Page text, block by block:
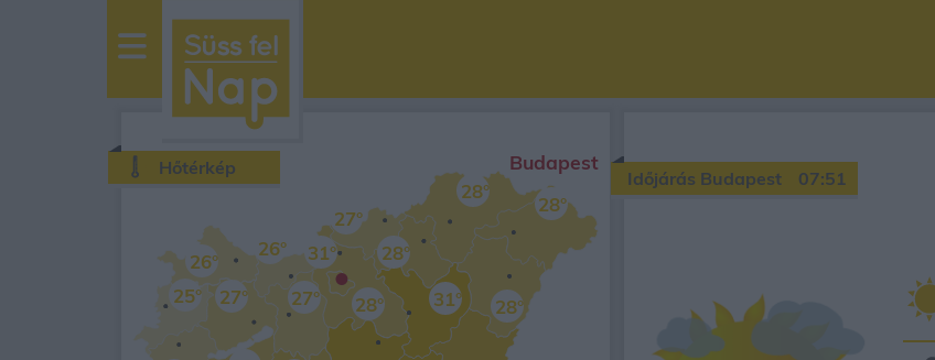
sussfelnap.hu
időjárás
Hőtérkép
•
Budapest
28° 28°
28°
26°
28°
28°
27°
27° 31°
25°
26°
31°
27°
Időjárás Budapest 07:51